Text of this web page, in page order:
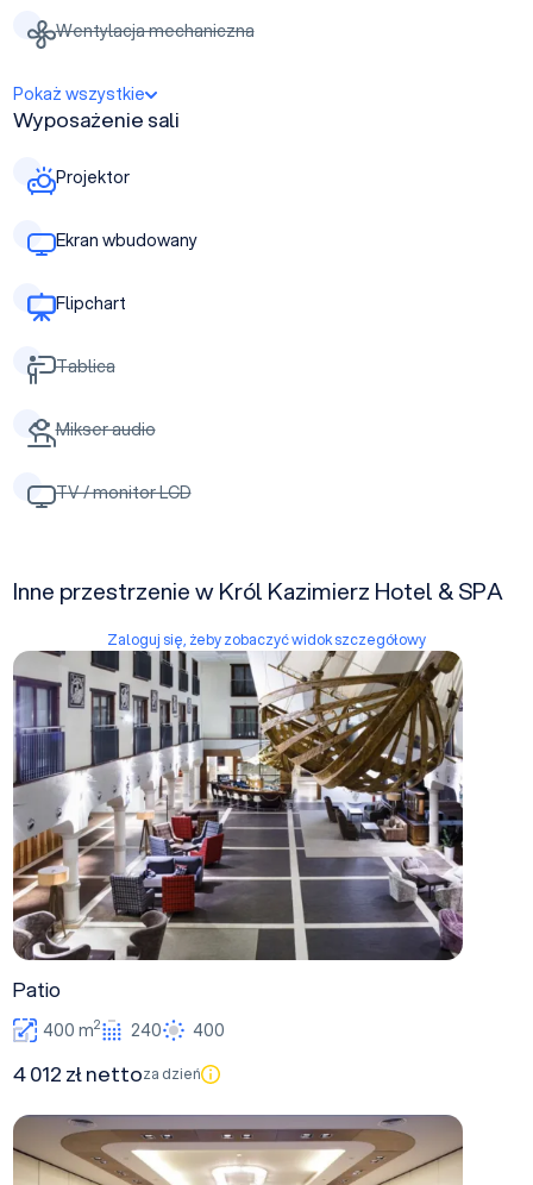
Wentylacja mechaniczna
Pokaż wszystkie
Wyposażenie sali
Projektor
Ekran wbudowany
Flipchart
Tablica
Mikser audio
TV / monitor LCD
Inne przestrzenie w Król Kazimierz Hotel & SPA
Zaloguj się, żeby zobaczyć widok szczegółowy
Patio
400 m2 240 400
4 012 zł nettoza dzień